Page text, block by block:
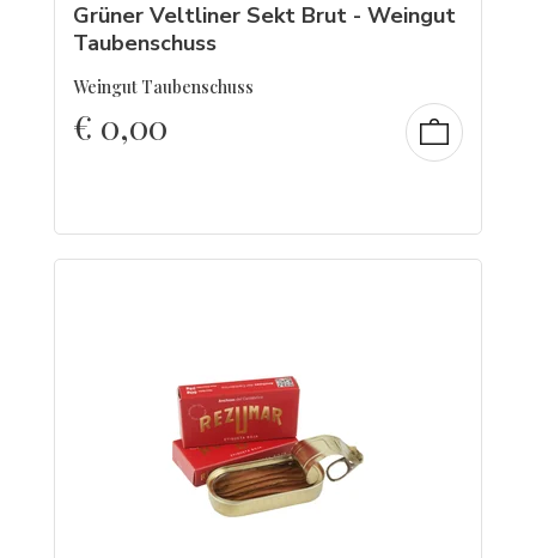
Grüner Veltliner Sekt Brut - Weingut
Taubenschuss
Weingut Taubenschuss
€ 0,00